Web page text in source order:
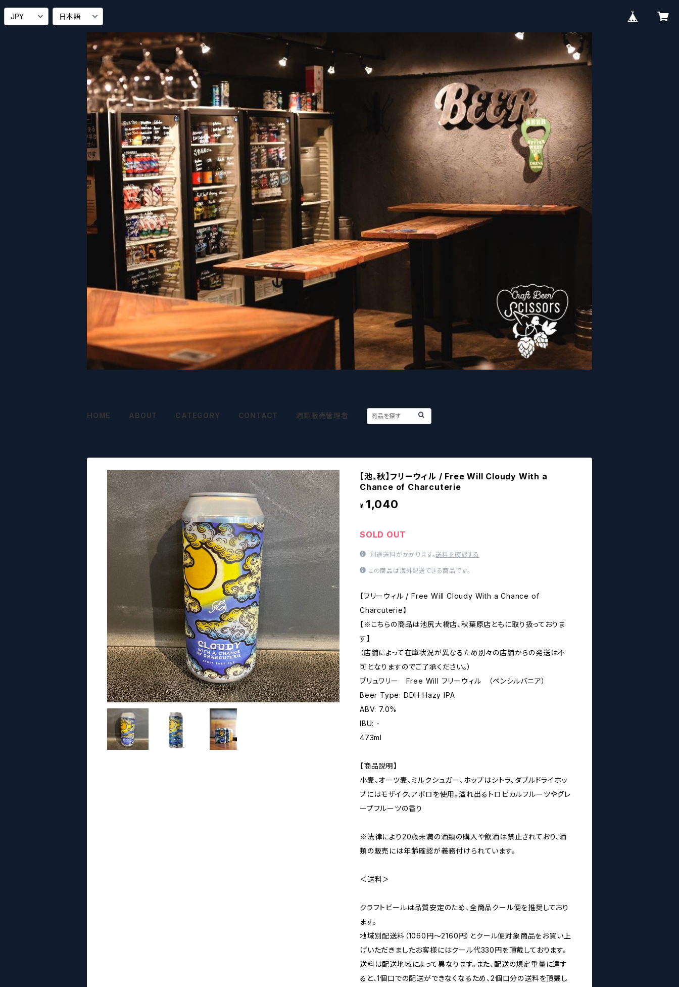
HOME ABOUT CATEGORY CONTACT 酒類販売管理者
【池、秋】フリーウィル / Free Will Cloudy With a
Chance of Charcuterie
¥ 1,040
SOLD OUT
別途送料がかかります。送料を確認する
この商品は海外配送できる商品です。
【フリーウィル / Free Will Cloudy With a Chance of
Charcuterie】
【※こちらの商品は池尻大橋店、秋葉原店ともに取り扱っておりま
す】
（店舗によって在庫状況が異なるため別々の店舗からの発送は不
可となりますのでご了承ください。）
ブリュワリー Free Will フリーウィル （ペンシルバニア）
Beer Type: DDH Hazy IPA
ABV: 7.0%
IBU: -
473ml
【商品説明】
小麦、オーツ麦、ミルクシュガー、ホップはシトラ、ダブルドライホッ
プにはモザイク、アポロを使用。溢れ出るトロピカルフルーツやグレ
ープフルーツの香り
※法律により20歳未満の酒類の購入や飲酒は禁止されており、酒
類の販売には年齢確認が義務付けられています。
＜送料＞
クラフトビールは品質安定のため、全商品クール便を推奨しており
ます。
地域別配送料（1060円～2160円）とクール便対象商品をお買い上
げいただきましたお客様にはクール代330円を頂戴しております。
送料は配送地域によって異なります。また、配送の規定重量に達す
ると、1個口での配送ができなくなるため、2個口分の送料を頂戴し